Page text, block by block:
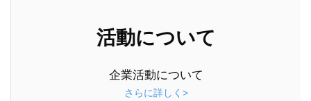
活動について
企業活動について
さらに詳しく>